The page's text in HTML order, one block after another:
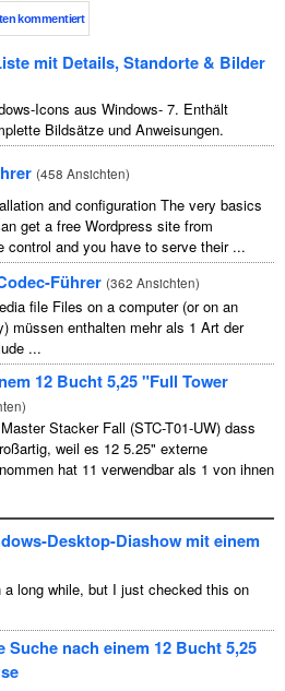
kommentiert
mit Details, Standorte & Bilder
Icons aus Windows- 7. Enthält
Bildsätze und Anweisungen.
(458 Ansichten)
and configuration The very basics
get a free Wordpress site from
control and you have to serve their...
Führer (362 Ansichten)
file Files on a computer(or on an
) müssen enthalten mehr als 1 Art der
...
12 Bucht 5,25 "Full Tower
)
Stacker Fall (STC-T01-UW) dass
weil es 12 5.25" externe
hat 11 verwendbar als 1 von ihnen
Desktop-Diashow mit einem
long while, but I just checked this on
Suche nach einem 12 Bucht 5,25